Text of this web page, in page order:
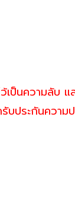
ว้เป็นความลั
ประกันควา